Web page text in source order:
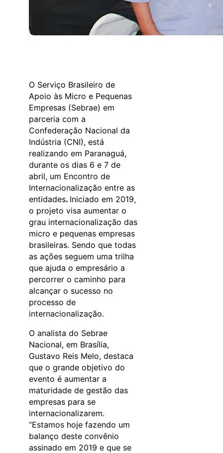
O Serviço Brasileiro de
Apoio às Micro e Pequenas
Empresas (Sebrae) em
parceria com a
Confederação Nacional da
Indústria (CNI), está
realizando em Paranaguá,
durante os dias 6 e 7 de
abril, um Encontro de
Internacionalização entre as
entidades. Iniciado em 2019,
o projeto visa aumentar o
grau internacionalização das
micro e pequenas empresas
brasileiras. Sendo que todas
as ações seguem uma trilha
que ajuda o empresário a
percorrer o caminho para
alcançar o sucesso no
processo de
internacionalização.
O analista do Sebrae
Nacional, em Brasília,
Gustavo Reis Melo, destaca
que o grande objetivo do
evento é aumentar a
maturidade de gestão das
empresas para se
internacionalizarem.
“Estamos hoje fazendo um
balanço deste convênio
assinado em 2019 e que se